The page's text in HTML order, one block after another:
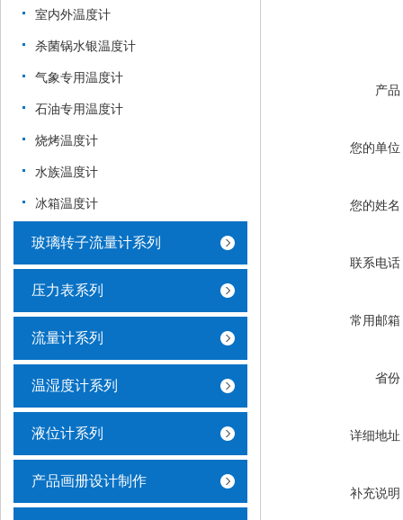
室内外温度计
杀菌锅水银温度计
气象专用温度计
石油专用温度计
烧烤温度计
水族温度计
冰箱温度计
玻璃转子流量计系列
压力表系列
流量计系列
温湿度计系列
液位计系列
产品画册设计制作
产品
您的单位
您的姓名
联系电话
常用邮箱
省份
详细地址
补充说明